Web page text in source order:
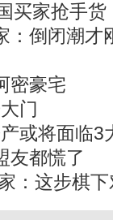
买家抢手货
：倒闭潮才
密豪宅
门
或将面临3
友都慌了
：这步棋